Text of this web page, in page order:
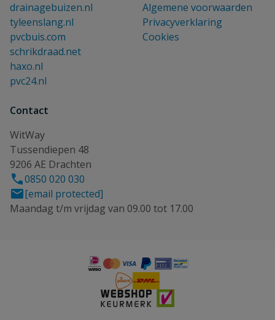
drainagebuizen.nl
tyleenslang.nl
pvcbuis.com
schrikdraad.net
haxo.nl
pvc24.nl
Algemene voorwaarden
Privacyverklaring
Cookies
Contact
WitWay
Tussendiepen 48
9206 AE Drachten
0850 020 030
[email protected]
Maandag t/m vrijdag van 09.00 tot 17.00